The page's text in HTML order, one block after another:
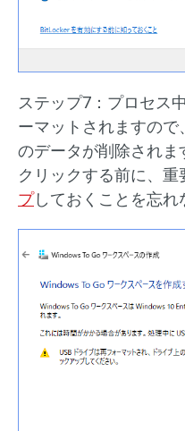
ステップ7：プロセス
ーマットされますので
のデータが削除されま
クリックする前に、重
プしておくことを忘れ